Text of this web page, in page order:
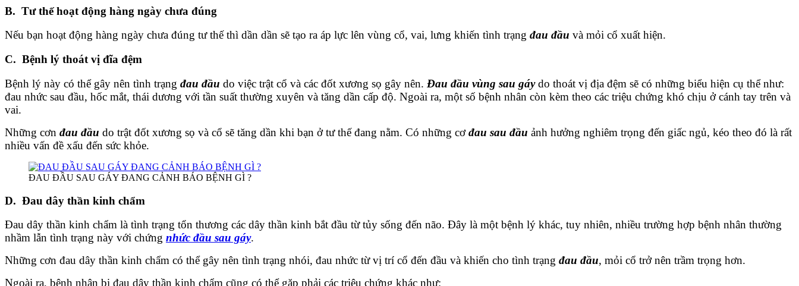
B. Tư thế hoạt động hàng ngày chưa đúng
Nếu bạn hoạt động hàng ngày chưa đúng tư thế thì dần dần sẽ tạo ra áp lực lên vùng cổ, vai, lưng khiến tình trạng đau đầu và mỏi cổ xuất hiện.
C. Bệnh lý thoát vị đĩa đệm
Bệnh lý này có thể gây nên tình trạng đau đầu do việc trật cổ và các đốt xương sọ gây nên. Đau đầu vùng sau gáydo thoát vị địa đệm sẽ có những biểu hiện cụ thể như:
đau nhức sau đầu, hốc mắt, thái dương với tần suất thường xuyên và tăng dần cấp độ. Ngoài ra, một số bệnh nhân còn kèm theo các triệu chứng khó chịu ở cánh tay trên và
vai.
Những cơn đau đầu do trật đốt xương sọ và cổ sẽ tăng dần khi bạn ở tư thế đang nằm. Có những cơđau sau đầu ảnh hưởng nghiêm trọng đến giấc ngủ, kéo theo đó là rất
nhiều vấn đề xấu đến sức khỏe.
ĐAU ĐẦU SAU GÁY ĐANG CẢNH BÁO BỆNH GÌ ?
D. Đau dây thần kinh chẩm
Đau dây thần kinh chẩm là tình trạng tổn thương các dây thần kinh bắt đầu từ tủy sống đến não. Đây là một bệnh lý khác, tuy nhiên, nhiều trường hợp bệnh nhân thường
nhầm lẫn tình trạng này với chứng nhức đầu sau gáy.
Những cơn đau dây thần kinh chẩm có thể gây nên tình trạng nhói, đau nhức từ vị trí cổ đến đầu và khiến cho tình trạng đau đầu, mỏi cổ trở nên trầm trọng hơn.
Ngoài ra, bệnh nhân bị đau dây thần kinh chẩm cũng có thể gặp phải các triệu chứng khác như: